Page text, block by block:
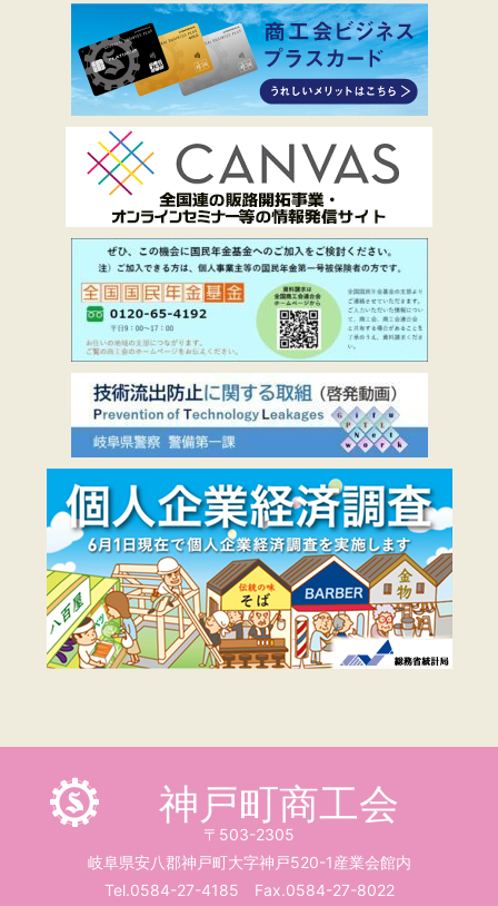
神戸町商工会
〒503-2305
岐阜県安八郡神戸町大字神戸520-1産業会館内
Tel.0584-27-4185 Fax.0584-27-8022